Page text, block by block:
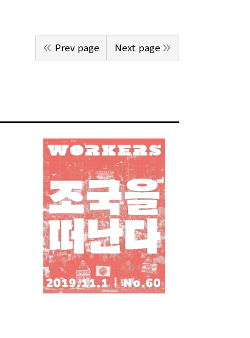
Prev page Next page